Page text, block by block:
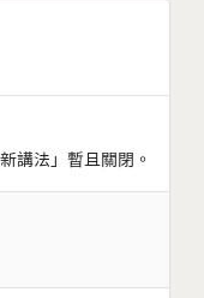
講法」暫且關閉。